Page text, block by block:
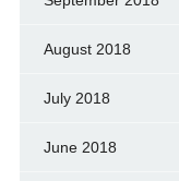
August 2018
July 2018
June 2018